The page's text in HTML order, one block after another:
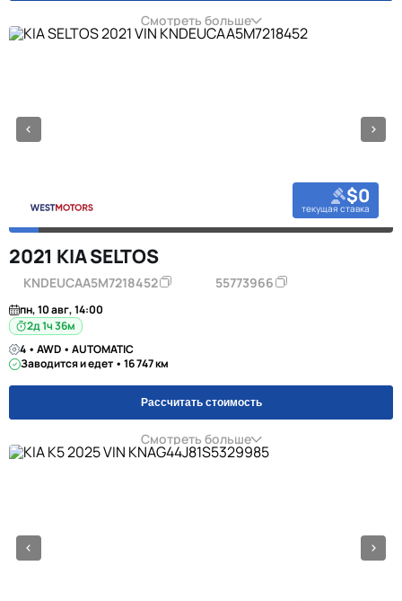
Смотреть больше
$0
текущая ставка
2021 KIA SELTOS
KNDEUCAA5M7218452 55773966
пн, 10 авг, 14:00
2д 1ч 36м
4 • AWD • AUTOMATIC
Заводится и едет • 16 747 км
Рассчитать стоимость
Смотреть больше